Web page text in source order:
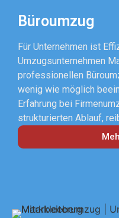
Büroumzug
Für Unternehmen ist
Umzugsunternehmen
professionellen
wenig wie möglich
Erfahrung bei
strukturierten Ablauf,